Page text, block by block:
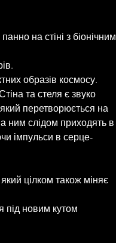
на стіні з біонічним
образів космосу.
та стеля є звуко
перетворюється на
ним слідом приходять в
імпульси в серце-
цілком також міняє
під новим кутом